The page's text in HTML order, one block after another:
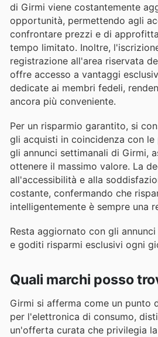
di Girmi viene costantemente
opportunità, permettendo agli
confrontare prezzi e di
tempo limitato. Inoltre,
registrazione all'area riservata
offre accesso a vantaggi
dedicate ai membri fedeli,
ancora più conveniente.
Per un risparmio garantito, si
gli acquisti in coincidenza con
gli annunci settimanali di Girmi,
ottenere il massimo valore. La
all'accessibilità e alla
costante, confermando che
intelligentemente è sempre una
Resta aggiornato con gli
e goditi risparmi esclusivi ogni
Quali marchi posso
Girmi si afferma come un punto
per l'elettronica di consumo,
un'offerta curata che privilegia